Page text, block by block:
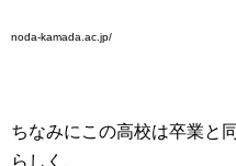
noda-kamada.ac.jp/
ちなみにこの高校は卒業と
らしく、